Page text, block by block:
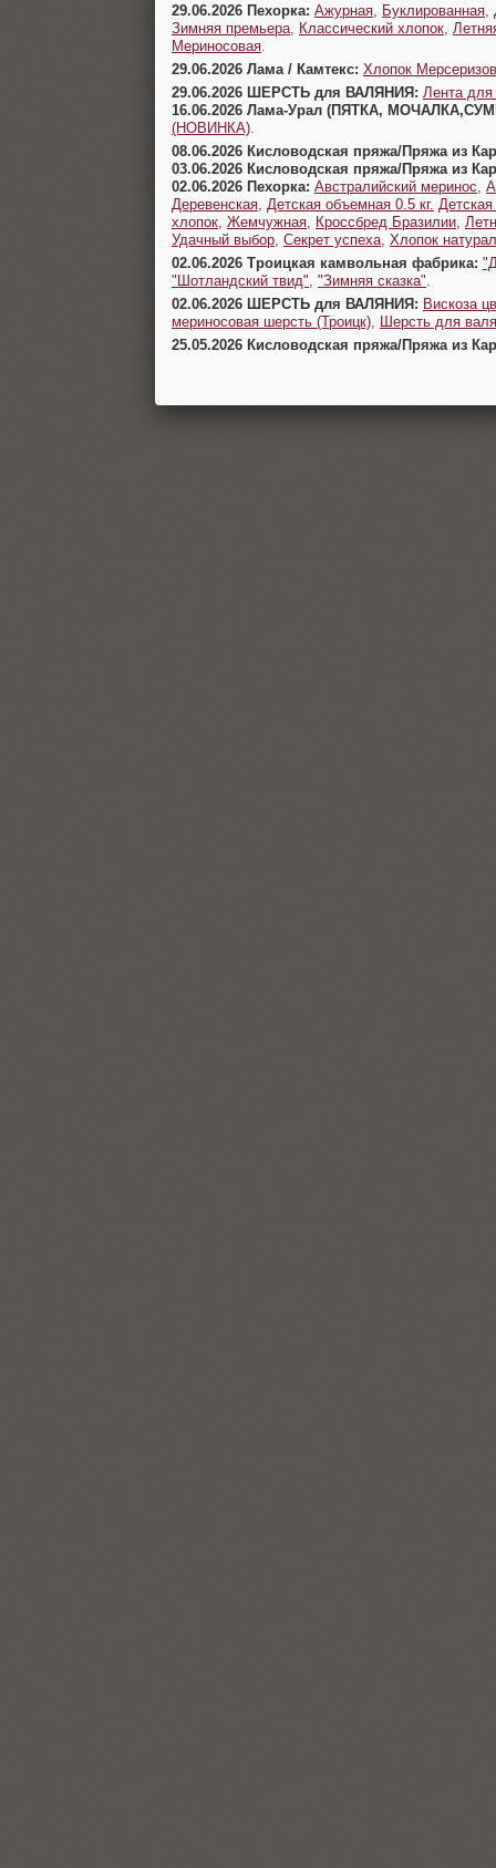
29.06.2026 Пехорка: Ажурная Буклированная
Зимняя премьера
Классический хлопок
Мериносовая
29.06.2026 Лама / Камтекс: Хлопок
29.06.2026 ШЕРСТЬ для ВАЛЯНИЯ: Лента для
16.06.2026 Лама-Урал (ПЯТКА,
(НОВИНКА)
08.06.2026 Кисловодская пряжа/Пряжа из
03.06.2026 Кисловодская пряжа/Пряжа из
02.06.2026 Пехорка: Австралийский меринос
Деревенская Детская объемная 0.5 кг.
хлопок Жемчужная Кроссбред Бразилии
Удачный выбор Секрет успеха Хлопок
02.06.2026 Троицкая камвольная фабрика:
"Шотландский твид" "Зимняя сказка"
02.06.2026 ШЕРСТЬ для ВАЛЯНИЯ: Вискоза
мериносовая шерсть (Троицк)
Шерсть для
25.05.2026 Кисловодская пряжа/Пряжа из